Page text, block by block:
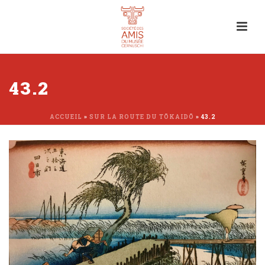
43.2
ACCUEIL » SUR LA ROUTE DU TŌKAIDŌ »43.2